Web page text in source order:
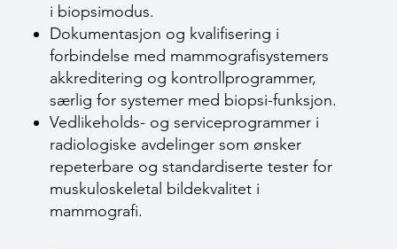
i biopsi­modus.
Dokumentasjon og kvalifisering i
forbindelse med mammografi­systemers
akkreditering og kontrollprogrammer,
særlig for systemer med biopsi-funksjon.
Vedlikeholds- og serviceprogrammer i
radiologiske avdelinger som ønsker
repeterbare og standardiserte tester for
muskuloskeletal bildekvalitet i
mammografi.